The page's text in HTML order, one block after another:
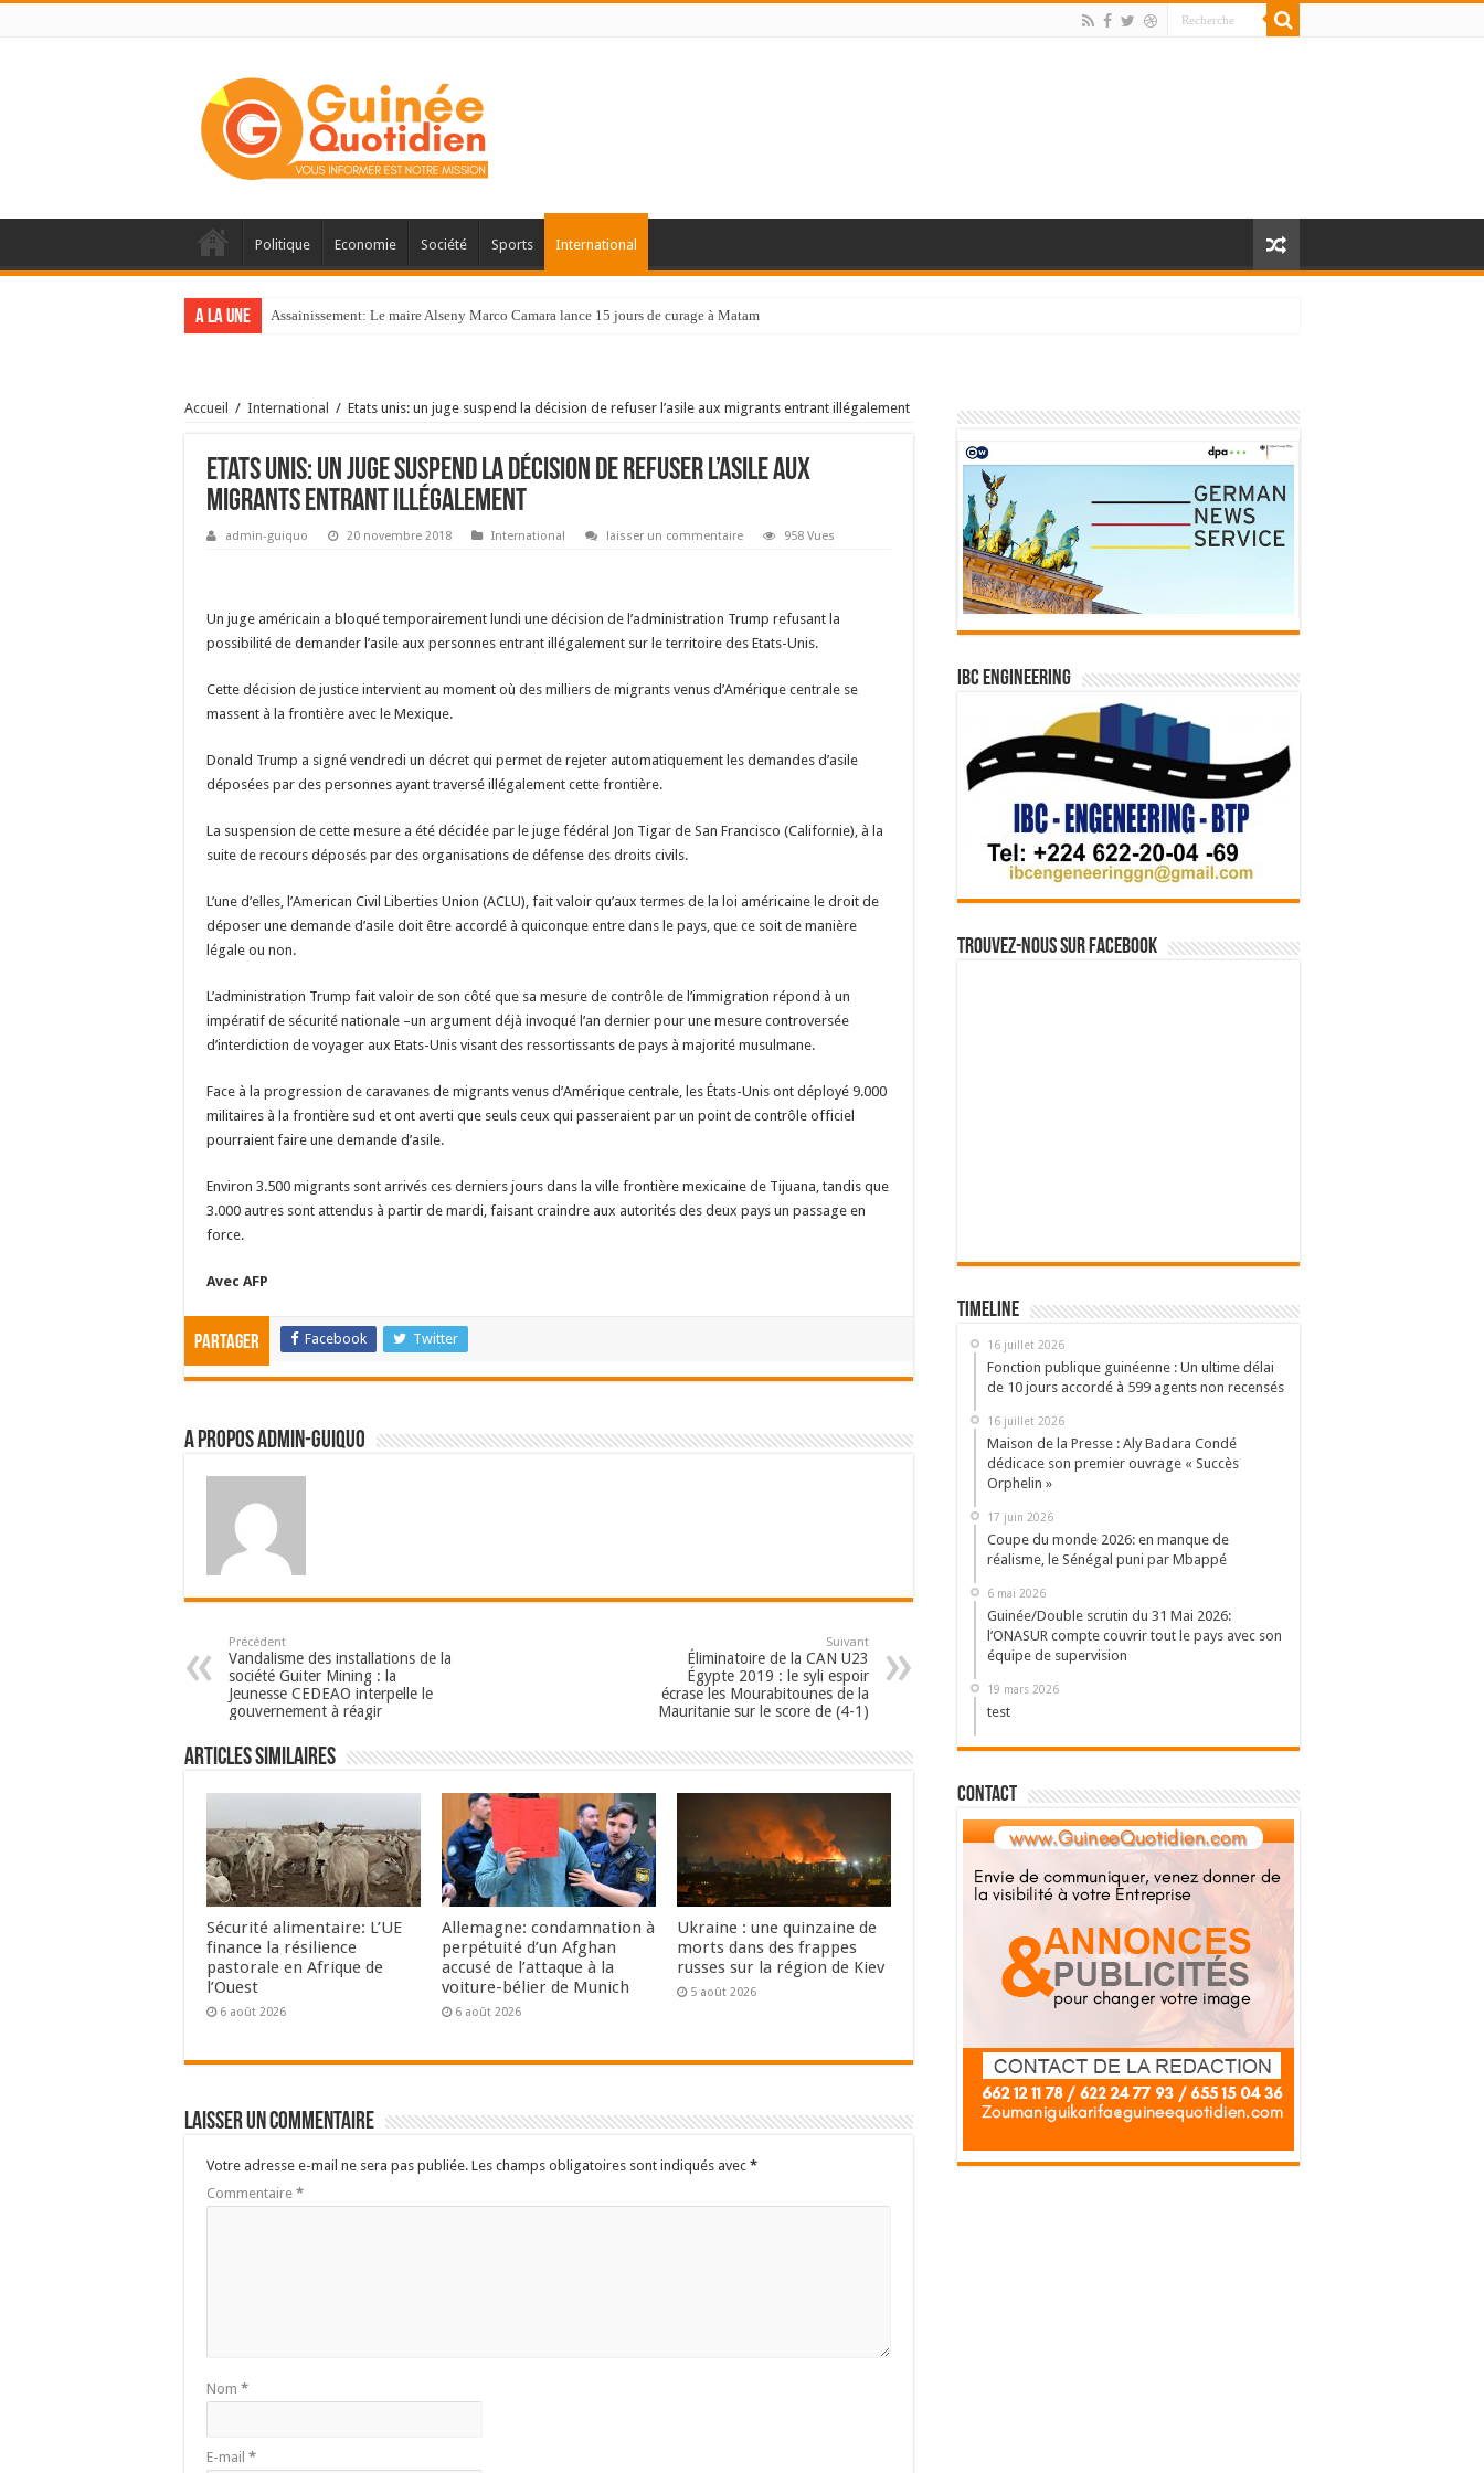
Politique Economie Société Sports International
A la une Assainissement: Le maire Alseny Marco Camara lance 15 jours de curage à Matam
Accueil / International / Etats unis: un juge suspend la décision de refuser l’asile aux migrants entrant illégalement
Etats unis: un juge suspend la décision de refuser l’asile aux
migrants entrant illégalement
admin-guiquo 20 novembre 2018 International laisser un commentaire 958 Vues
Un juge américain a bloqué temporairement lundi une décision de l’administration Trump refusant la
possibilité de demander l’asile aux personnes entrant illégalement sur le territoire des Etats-Unis.
Cette décision de justice intervient au moment où des milliers de migrants venus d’Amérique centrale se
massent à la frontière avec le Mexique.
Donald Trump a signé vendredi un décret qui permet de rejeter automatiquement les demandes d’asile
déposées par des personnes ayant traversé illégalement cette frontière.
La suspension de cette mesure a été décidée par le juge fédéral Jon Tigar de San Francisco (Californie), à la
suite de recours déposés par des organisations de défense des droits civils.
L’une d’elles, l’American Civil Liberties Union (ACLU), fait valoir qu’aux termes de la loi américaine le droit de
déposer une demande d’asile doit être accordé à quiconque entre dans le pays, que ce soit de manière
légale ou non.
L’administration Trump fait valoir de son côté que sa mesure de contrôle de l’immigration répond à un
impératif de sécurité nationale –un argument déjà invoqué l’an dernier pour une mesure controversée
d’interdiction de voyager aux Etats-Unis visant des ressortissants de pays à majorité musulmane.
Face à la progression de caravanes de migrants venus d’Amérique centrale, les États-Unis ont déployé 9.000
militaires à la frontière sud et ont averti que seuls ceux qui passeraient par un point de contrôle officiel
pourraient faire une demande d’asile.
Environ 3.500 migrants sont arrivés ces derniers jours dans la ville frontière mexicaine de Tijuana, tandis que
3.000 autres sont attendus à partir de mardi, faisant craindre aux autorités des deux pays un passage en
force.
Avec AFP
Partager Facebook Twitter
A propos admin-guiquo
Précédent
Vandalisme des installations de la
société Guiter Mining : la
Jeunesse CEDEAO interpelle le
gouvernement à réagir
Suivant
Éliminatoire de la CAN U23
Égypte 2019 : le syli espoir
écrase les Mourabitounes de la
Mauritanie sur le score de (4-1)
Articles Similaires
Sécurité alimentaire: L’UE
finance la résilience
pastorale en Afrique de
l’Ouest
6 août 2026
Allemagne: condamnation à
perpétuité d’un Afghan
accusé de l’attaque à la
voiture-bélier de Munich
6 août 2026
Ukraine : une quinzaine de
morts dans des frappes
russes sur la région de Kiev
5 août 2026
Laisser un commentaire
Votre adresse e-mail ne sera pas publiée. Les champs obligatoires sont indiqués avec *
Commentaire *
Nom *
E-mail *
IBC Engineering
Trouvez-nous sur Facebook
Timeline
16 juillet 2026
Fonction publique guinéenne : Un ultime délai
de 10 jours accordé à 599 agents non recensés
16 juillet 2026
Maison de la Presse : Aly Badara Condé
dédicace son premier ouvrage « Succès
Orphelin »
17 juin 2026
Coupe du monde 2026: en manque de
réalisme, le Sénégal puni par Mbappé
6 mai 2026
Guinée/Double scrutin du 31 Mai 2026:
l’ONASUR compte couvrir tout le pays avec son
équipe de supervision
19 mars 2026
test
Contact